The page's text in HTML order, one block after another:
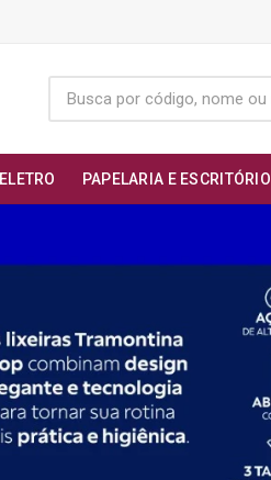
ELETRO PAPELARIA E ESCRITÓRIO